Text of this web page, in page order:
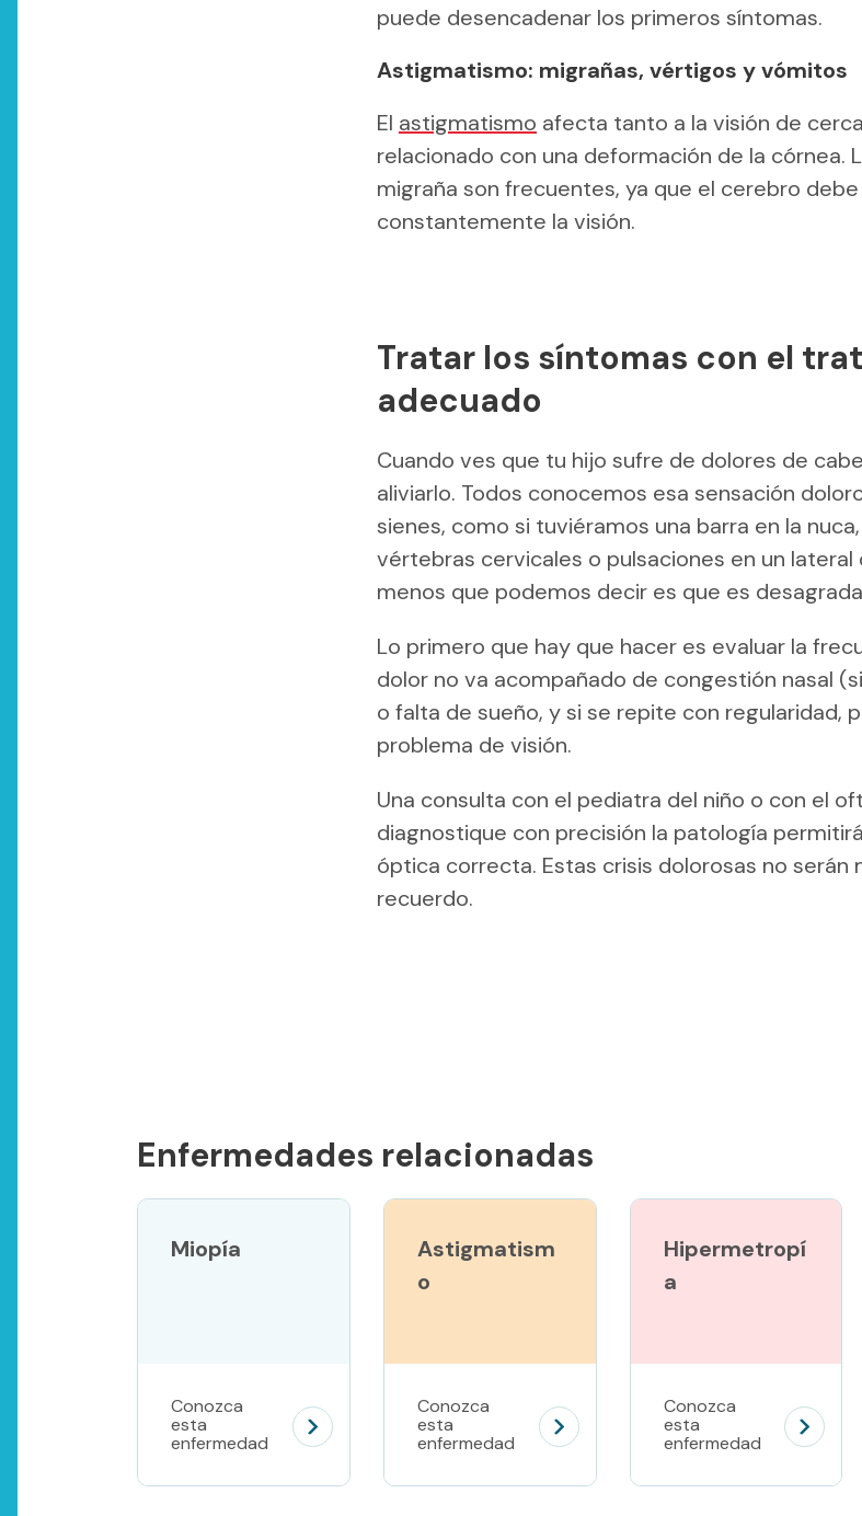
puede desencadenar los primeros síntomas.
Astigmatismo: migrañas, vértigos y vómitos
El astigmatismo afecta tanto a la visión de
relacionado con una deformación de la córnea.
migraña son frecuentes, ya que el cerebro
constantemente la visión.
Tratar los síntomas con el
adecuado
Cuando ves que tu hijo sufre de dolores de
aliviarlo. Todos conocemos esa sensación
sienes, como si tuviéramos una barra en la
vértebras cervicales o pulsaciones en un lateral
menos que podemos decir es que es
Lo primero que hay que hacer es evaluar la
dolor no va acompañado de congestión nasal
o falta de sueño, y si se repite con regularidad,
problema de visión.
Una consulta con el pediatra del niño o con el
diagnostique con precisión la patología
óptica correcta. Estas crisis dolorosas no serán
recuerdo.
Enfermedades relacionadas
Conozca
esta
enfermedad
Miopía
Conozca
esta
enfermedad
Astigmatism
o
Conozca
esta
enfermedad
Hipermetropí
a